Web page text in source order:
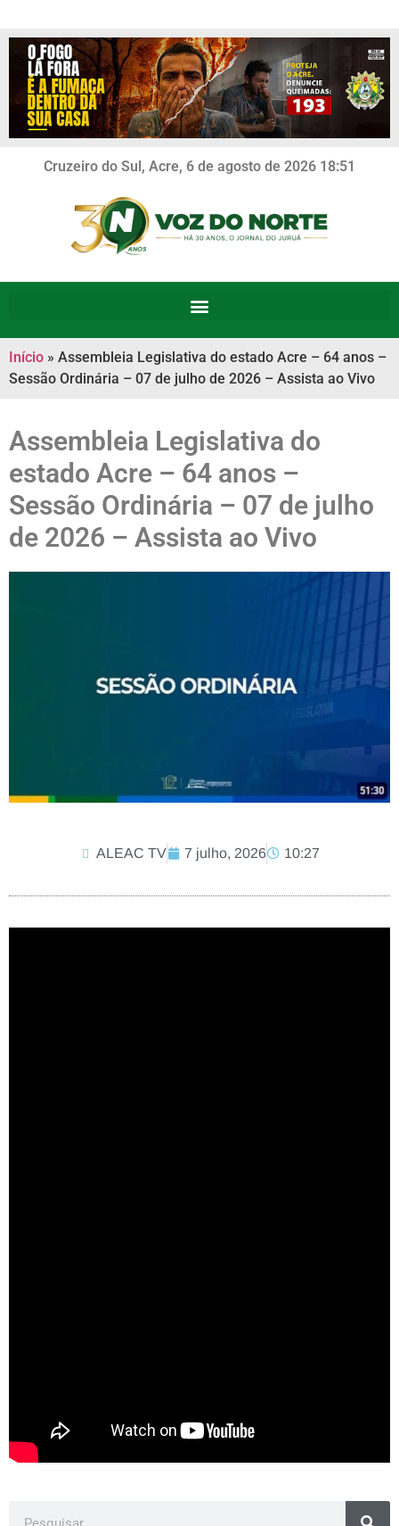
Cruzeiro do Sul, Acre, 6 de agosto de 2026 18:51
Início » Assembleia Legislativa do estado Acre – 64 anos –
Sessão Ordinária – 07 de julho de 2026 – Assista ao Vivo
Assembleia Legislativa do
estado Acre – 64 anos –
Sessão Ordinária – 07 de julho
de 2026 – Assista ao Vivo
ALEAC TV 7 julho, 2026 10:27